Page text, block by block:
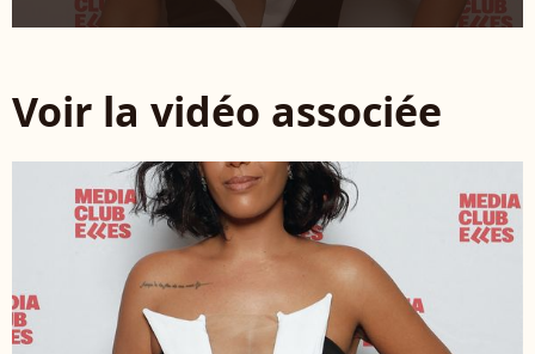
Voir la vidéo associée